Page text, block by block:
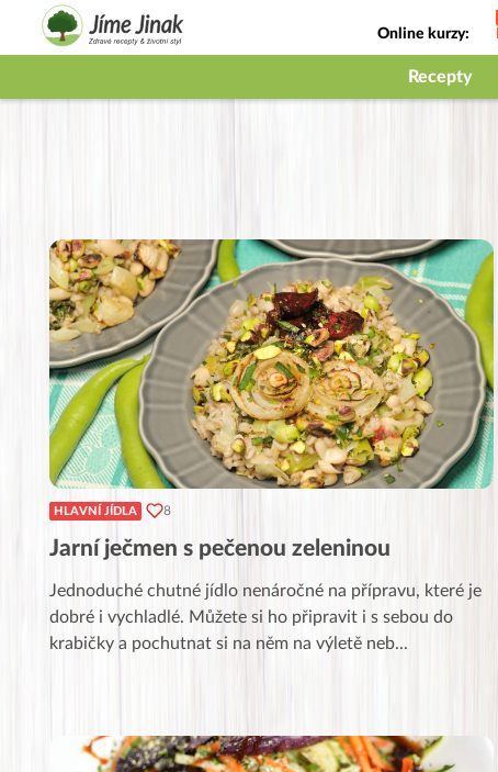
Online kurzy:
Jak na babičky
Recepty
HLAVNÍ JÍDLA 8
Jarní ječmen s pečenou zeleninou
Jednoduché chutné jídlo nenáročné na přípravu, které je
dobré i vychladlé. Můžete si ho připravit i s sebou do
krabičky a pochutnat si na něm na výletě neb...